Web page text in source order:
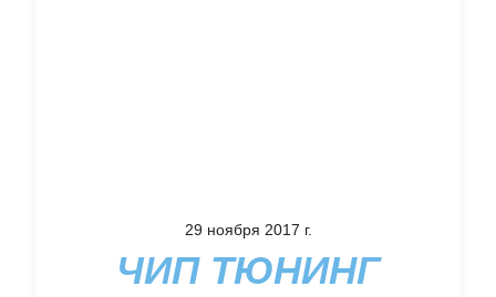
29 ноября 2017 г.
ЧИП ТЮНИНГ